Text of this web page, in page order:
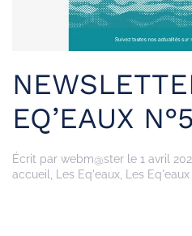
EQ’EAUX
Écrit par webm@ster le 1 avril
accueil
Les Eq'eaux Les